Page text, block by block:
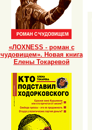
«ЛОХNESS - роман с
чудовищем». Новая книга
Елены Токаревой